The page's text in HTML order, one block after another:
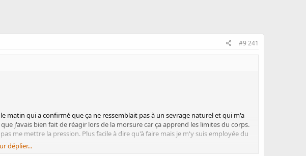
#9 241
matin qui a confirmé que ça ne ressemblait pas à un sevrage naturel et qui m'a
j'avais bien fait de réagir lors de la morsure car ça apprend les limites du corps.
me mettre la pression. Plus facile à dire qu'à faire mais je m'y suis employée du
déplier...